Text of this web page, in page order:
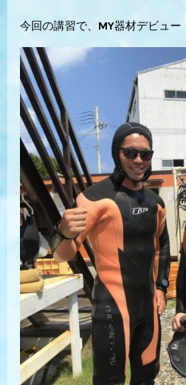
今回の講習で、MY器材デビュー